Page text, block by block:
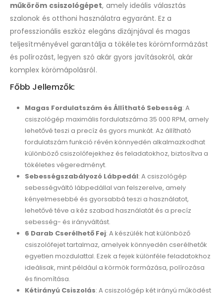
műköröm csiszológépet, amely ideális választás
szalonok és otthoni használatra egyaránt. Ez a
professzionális eszköz elegáns dizájnjával és magas
teljesítményével garantálja a tökéletes körömformázást
és polírozást, legyen szó akár gyors javításokról, akár
komplex körömápolásról.
Főbb Jellemzők:
Magas Fordulatszám és Állítható Sebesség: A
csiszológép maximális fordulatszáma 35 000 RPM, amely
lehetővé teszi a precíz és gyors munkát. Az állítható
fordulatszám funkció révén könnyedén alkalmazkodhat
különböző csiszolófejekhez és feladatokhoz, biztosítva a
tökéletes végeredményt.
Sebességszabályozó Lábpedál: A csiszológép
sebességváltó lábpedállal van felszerelve, amely
kényelmesebbé és gyorsabbá teszi a használatot,
lehetővé téve a kéz szabad használatát és a precíz
sebesség- és irányváltást.
6 Darab Cserélhető Fej: A készülék hat különböző
csiszolófejet tartalmaz, amelyek könnyedén cserélhetők
egyetlen mozdulattal. Ezek a fejek különféle feladatokhoz
ideálisak, mint például a körmök formázása, polírozása
és finomítása.
Kétirányú Csiszolás: A csiszológép két irányú működést